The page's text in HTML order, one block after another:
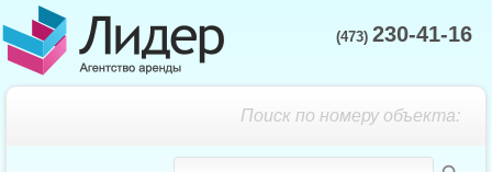
(473) 230-41-16
Поиск по номеру объекта: